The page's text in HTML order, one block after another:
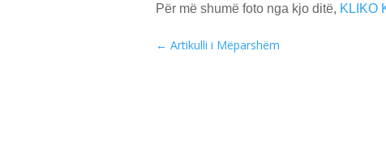
Për më shumë foto nga kjo ditë, KLIKO
← Artikulli i Mëparshëm